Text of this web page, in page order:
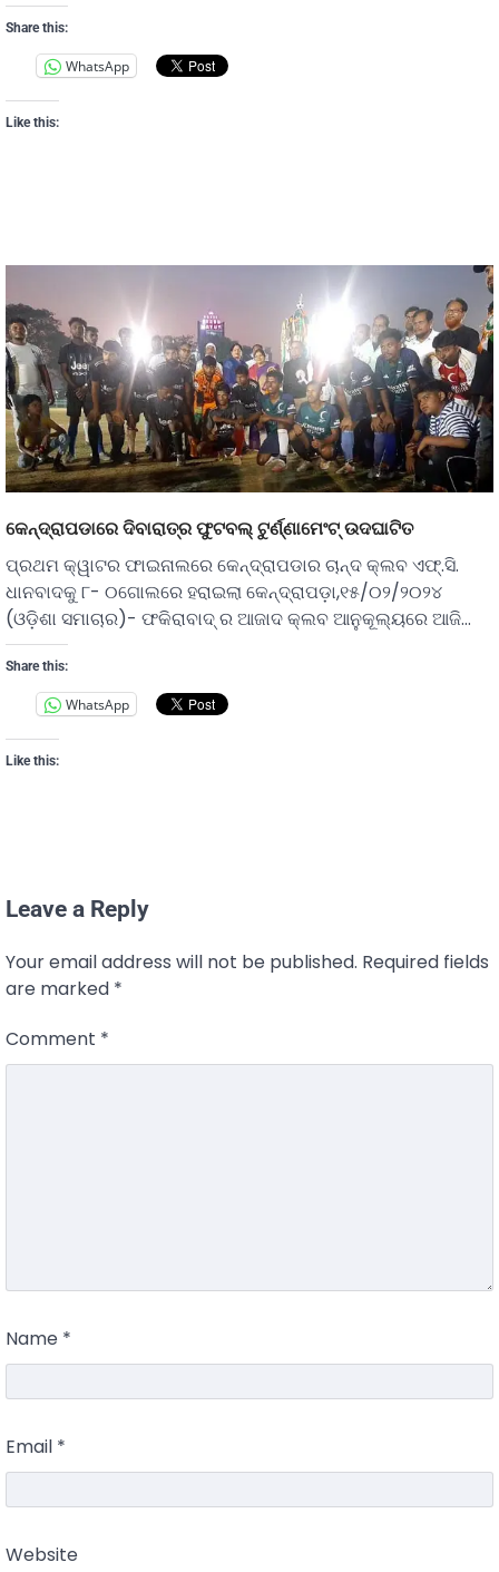
Share this:
WhatsApp
Like this:
କେନ୍ଦ୍ରାପଡାରେ ଦିବାରାତ୍ର ଫୁଟବଲ୍ ଟୁର୍ଣ୍ଣାମେଂଟ୍ ଉଦଘାଟିତ
ପ୍ରଥମ କ୍ୱାଟର ଫାଇନାଲରେ କେନ୍ଦ୍ରାପଡାର ଚାନ୍ଦ କ୍ଲବ ଏଫ୍.ସି.
ଧାନବାଦକୁ ୮- ୦ଗୋଲରେ ହରାଇଲା କେନ୍ଦ୍ରାପଡ଼ା,୧୫/୦୨/୨୦୨୪
(ଓଡ଼ିଶା ସମାଚାର)- ଫକିରାବାଦ୍ ର ଆଜାଦ କ୍ଲବ ଆନୁକୂଲ୍ୟରେ ଆଜି…
Share this:
WhatsApp
Like this:
Leave a Reply
Your email address will not be published. Required fields
are marked *
Comment *
Name *
Email *
Website